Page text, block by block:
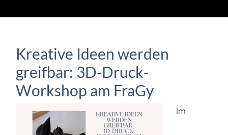
Kreative Ideen werden
greifbar: 3D-Druck-
Workshop am FraGy
Im